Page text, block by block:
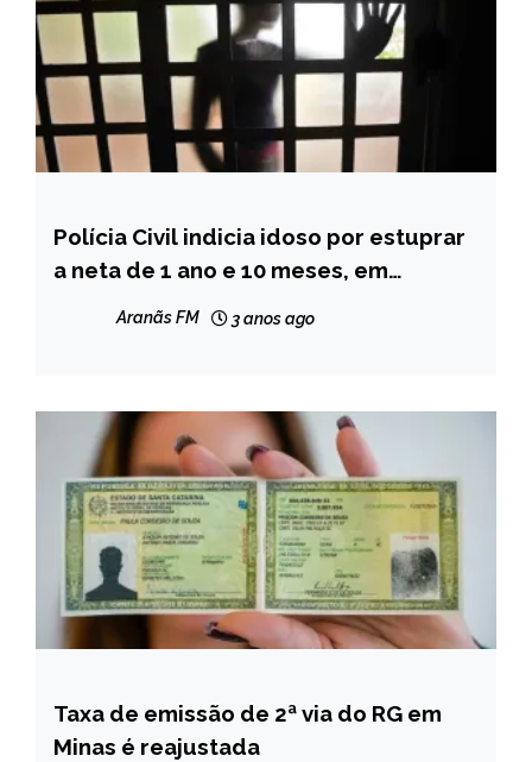
MINAS
GERAIS
NOTÍCIAS
Polícia Civil indicia idoso por estuprar
a neta de 1 ano e 10 meses, em
Aranãs FM 3 anos ago
MINAS
GERAIS
Taxa de emissão de 2ª via do RG em
Minas é reajustada